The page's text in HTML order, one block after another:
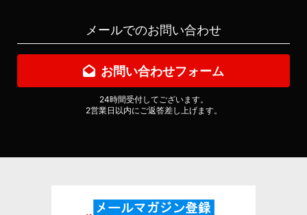
メールでのお問い合わせ
お問い合わせフォーム
24時間受付してございます。
2営業日以内にご返答差し上げます。